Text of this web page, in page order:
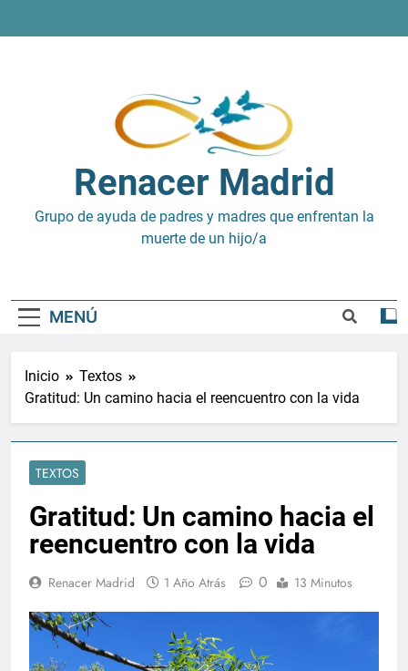
Renacer Madrid
Grupo de ayuda de padres y madres que enfrentan la
muerte de un hijo/a
MENÚ
Inicio
Textos
Gratitud: Un camino hacia el reencuentro con la vida
TEXTOS
Gratitud: Un camino hacia el
reencuentro con la vida
Renacer Madrid 1 Año Atrás 0 13 Minutos